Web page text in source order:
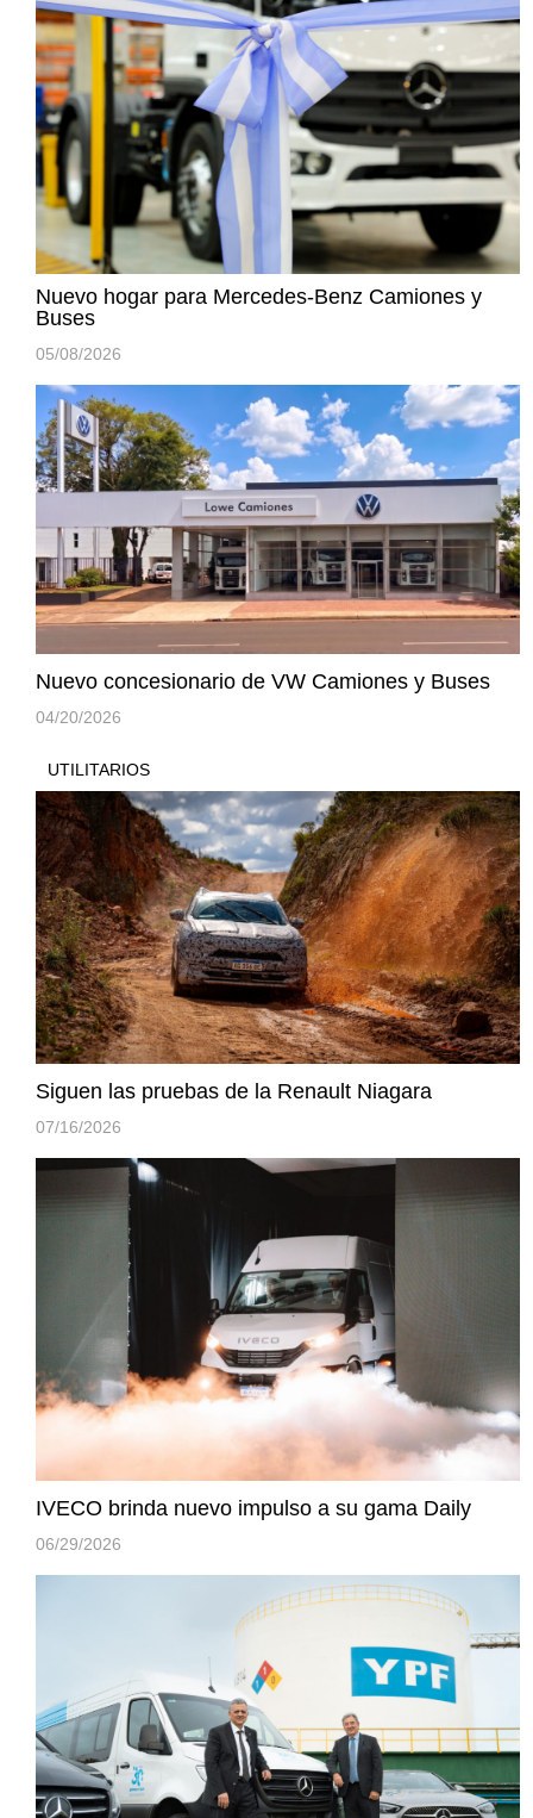
Nuevo hogar para Mercedes-Benz Camiones y
Buses
05/08/2026
Nuevo concesionario de VW Camiones y Buses
04/20/2026
UTILITARIOS
Siguen las pruebas de la Renault Niagara
07/16/2026
IVECO brinda nuevo impulso a su gama Daily
06/29/2026